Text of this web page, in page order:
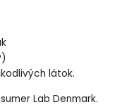
látok.
Lab Denmark.